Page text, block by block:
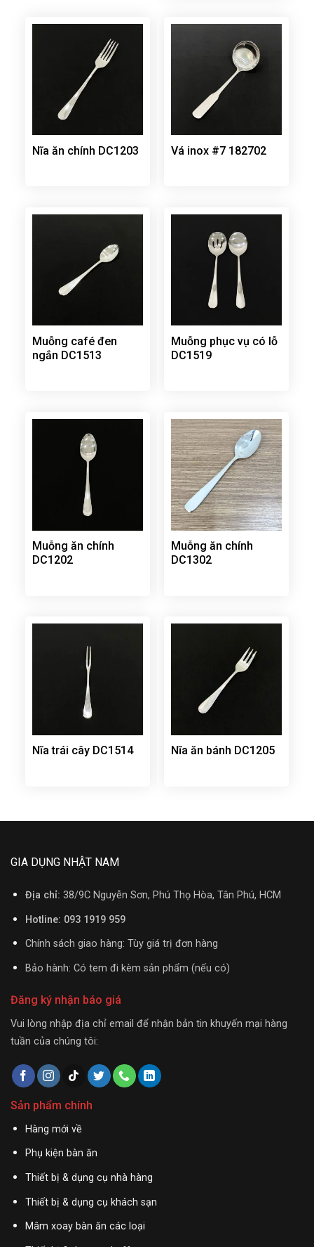
Nĩa ăn chính DC1203 Vá inox #7 182702
Muỗng café đen
ngắn DC1513
Muỗng phục vụ có lỗ
DC1519
Muỗng ăn chính
DC1202
Muỗng ăn chính
DC1302
Nĩa trái cây DC1514 Nĩa ăn bánh DC1205
GIA DỤNG NHẬT NAM
Địa chỉ: 38/9C Nguyễn Sơn, Phú Thọ Hòa, Tân Phú, HCM
Hotline: 093 1919 959
Chính sách giao hàng: Tùy giá trị đơn hàng
Bảo hành: Có tem đi kèm sản phẩm (nếu có)
Đăng ký nhận báo giá
Vui lòng nhập địa chỉ email để nhận bản tin khuyến mại hàng
tuần của chúng tôi:
Sản phẩm chính
Hàng mới về
Phụ kiện bàn ăn
Thiết bị & dụng cụ nhà hàng
Thiết bị & dụng cụ khách sạn
Mâm xoay bàn ăn các loại